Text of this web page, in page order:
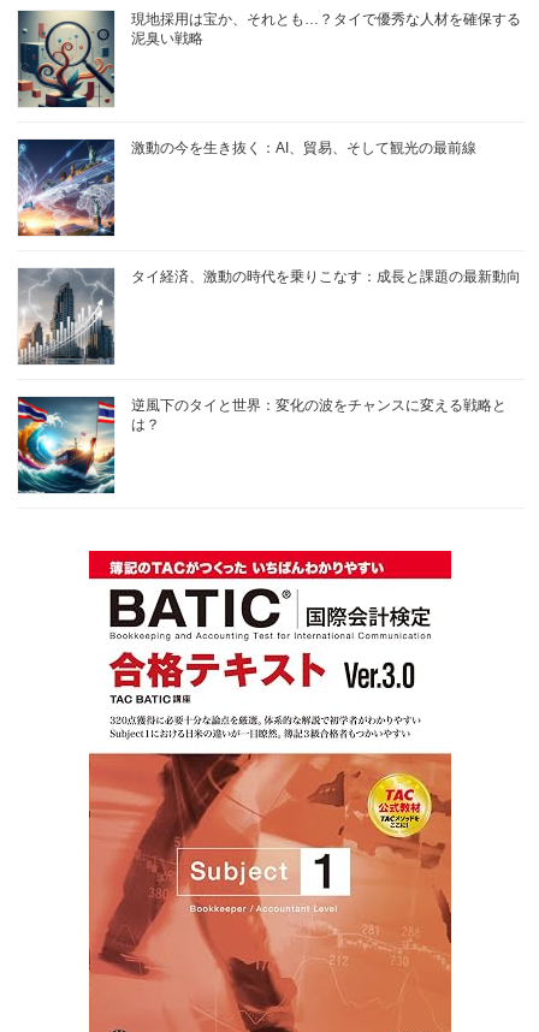
現地採用は宝か、それとも…？タイで優秀な人材を確保する
泥臭い戦略
激動の今を生き抜く：AI、貿易、そして観光の最前線
タイ経済、激動の時代を乗りこなす：成長と課題の最新動向
逆風下のタイと世界：変化の波をチャンスに変える戦略と
は？